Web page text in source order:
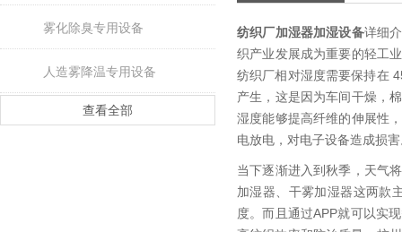
雾化除臭专用设备
人造雾降温专用设备
查看全部
纺织厂加湿器加湿设备详细
织产业发展成为重要的轻工
纺织厂相对湿度需要保持在
产生，这是因为车间干燥，
湿度能够提高纤维的伸展性
电放电，对电子设备造成损
当下逐渐进入到秋季，天气
加湿器、干雾加湿器这两款
度。而且通过APP就可以实